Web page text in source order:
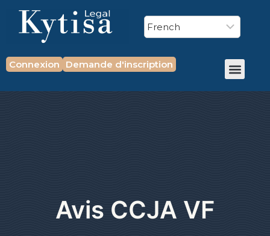
Connexion Demande d'inscription
Avis CCJA VF